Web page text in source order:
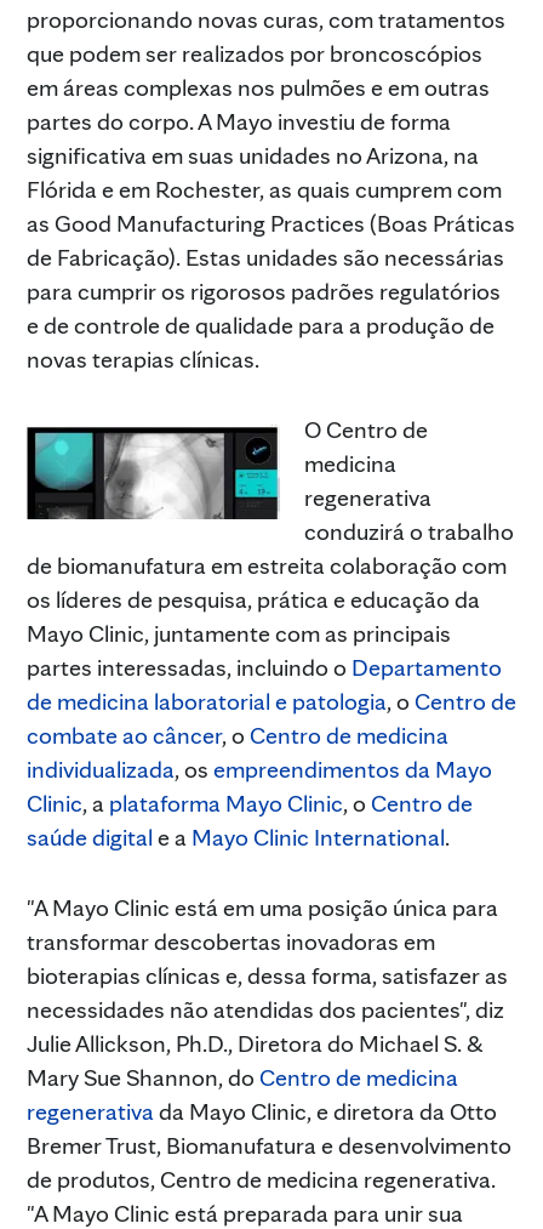
proporcionando novas curas, com tratamentos
que podem ser realizados por broncoscópios
em áreas complexas nos pulmões e em outras
partes do corpo. A Mayo investiu de forma
significativa em suas unidades no Arizona, na
Flórida e em Rochester, as quais cumprem com
as Good Manufacturing Practices (Boas Práticas
de Fabricação). Estas unidades são necessárias
para cumprir os rigorosos padrões regulatórios
e de controle de qualidade para a produção de
novas terapias clínicas.
O Centro de
medicina
regenerativa
conduzirá o trabalho
de biomanufatura em estreita colaboração com
os líderes de pesquisa, prática e educação da
Mayo Clinic, juntamente com as principais
partes interessadas, incluindo o Departamento
de medicina laboratorial e patologia, o Centro de
combate ao câncer, o Centro de medicina
individualizada, os empreendimentos da Mayo
Clinic, a plataforma Mayo Clinic, o Centro de
saúde digital e a Mayo Clinic International.
"A Mayo Clinic está em uma posição única para
transformar descobertas inovadoras em
bioterapias clínicas e, dessa forma, satisfazer as
necessidades não atendidas dos pacientes", diz
Julie Allickson, Ph.D., Diretora do Michael S. &
Mary Sue Shannon, do Centro de medicina
regenerativa da Mayo Clinic, e diretora da Otto
Bremer Trust, Biomanufatura e desenvolvimento
de produtos, Centro de medicina regenerativa.
"A Mayo Clinic está preparada para unir sua